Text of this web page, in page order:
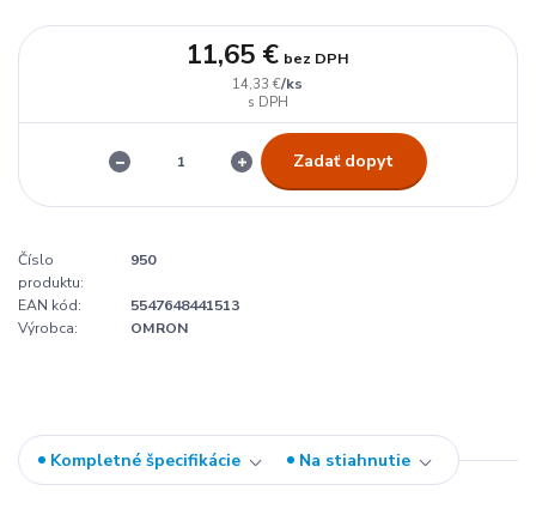
14,33 €/ks
11,65 € bez DPH
Zadať dopyt
Číslo
produktu:
950
EAN kód:
5547648441513
Výrobca:
OMRON
Kompletné špecifikácie Na stiahnutie